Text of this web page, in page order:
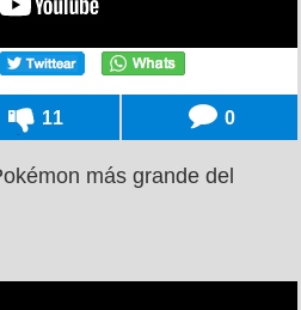
11 0
más grande del